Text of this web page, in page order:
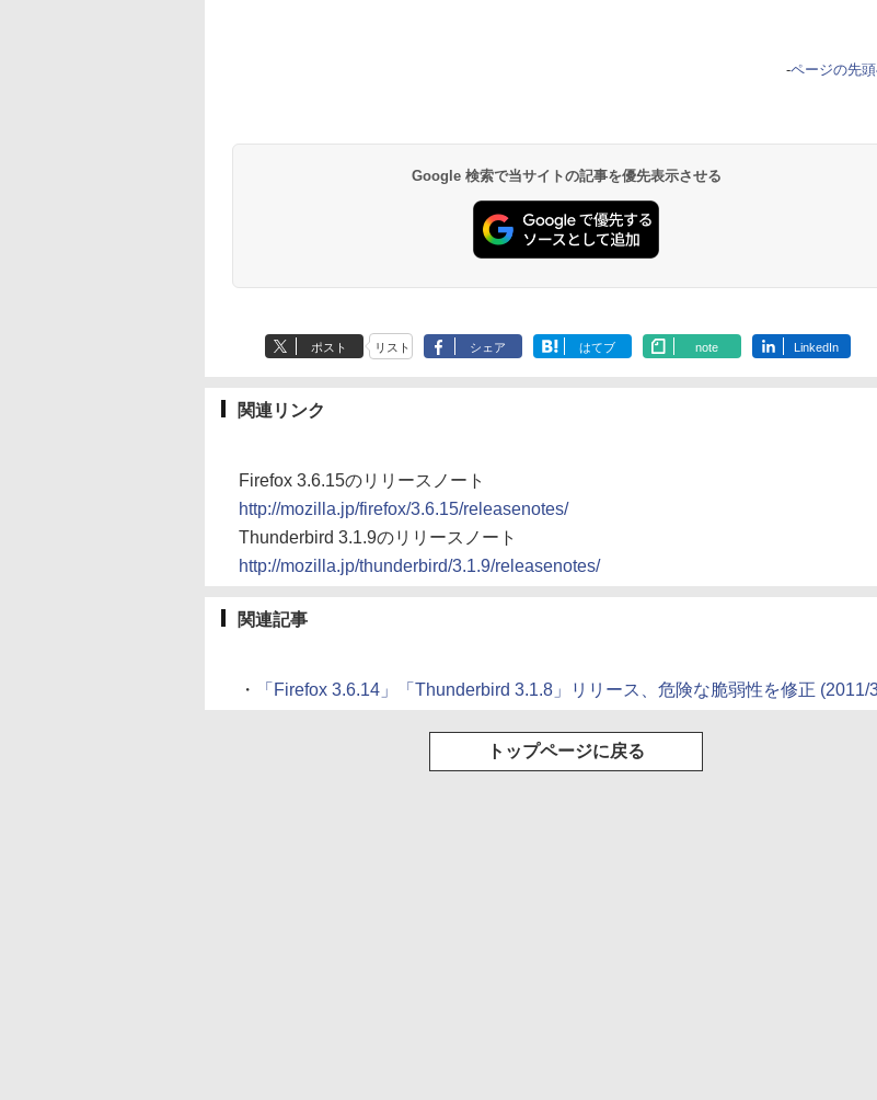
-ページの先
Google 検索で当サイトの記事を優先表示させる
ポスト リスト シェア はてブ note LinkedIn
関連リンク
Firefox 3.6.15のリリースノート
http://mozilla.jp/firefox/3.6.15/releasenotes/
Thunderbird 3.1.9のリリースノート
http://mozilla.jp/thunderbird/3.1.9/releasenotes/
関連記事
・ 「Firefox 3.6.14」「Thunderbird 3.1.8」リリース、危険な脆弱性を修正 (2011/
トップページに戻る